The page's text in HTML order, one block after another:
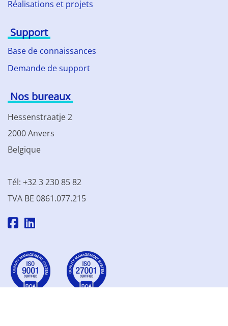
Réalisations et projets
Support
Base de connaissances
Demande de support
Nos bureaux
Hessenstraatje 2
2000 Anvers
Belgique
Tél: +32 3 230 85 82
TVA BE 0861.077.215